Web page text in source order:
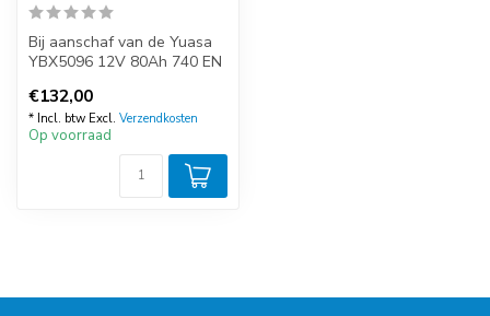
Bij aanschaf van de Yuasa
YBX5096 12V 80Ah 740 EN
v...
€132,00
* Incl. btw Excl. Verzendkosten
Op voorraad